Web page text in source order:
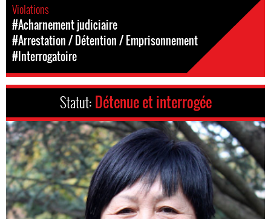
Violations
#Acharnement judiciaire
#Arrestation / Détention / Emprisonnement
#Interrogatoire
Statut: Détenue et interrogée